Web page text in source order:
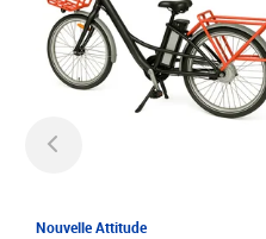
Nouvelle Attitude